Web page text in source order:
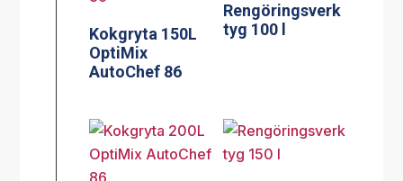
Kokgryta 150L
OptiMix
AutoChef 86
Rengöringsverk
tyg 100 l